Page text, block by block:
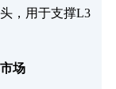
，用于支撑L3
场​